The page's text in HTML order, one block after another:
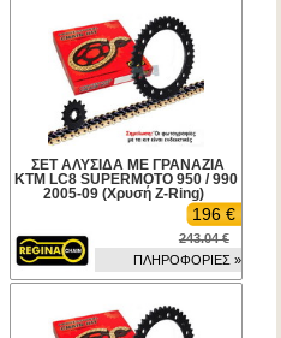
ΣΕΤ ΑΛΥΣΙΔΑ ΜΕ ΓΡΑΝΑΖΙΑ
KTM LC8 SUPERMOTO 950 / 990
2005-09 (Χρυσή Z-Ring)
196 €
243.04 €
ΠΛΗΡΟΦΟΡΙΕΣ »